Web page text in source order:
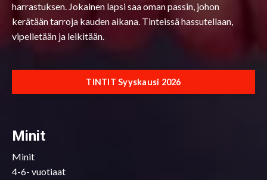
harrastuksen. Jokainen lapsi saa oman passin, johon
kerätään tarroja kauden aikana. Tinteissä hassutellaan,
vipelletään ja leikitään.
TINTIT Syyskausi 2026
Minit
Minit
4-6- vuotiaat